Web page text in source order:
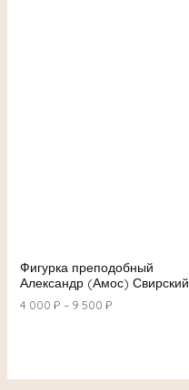
Фигурка преподобный
Александр (Амос) Свирский
4 000 ₽ – 9 500 ₽